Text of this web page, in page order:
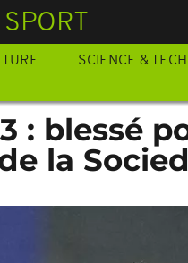
SPORT
SCIENCE &
: blessé
la